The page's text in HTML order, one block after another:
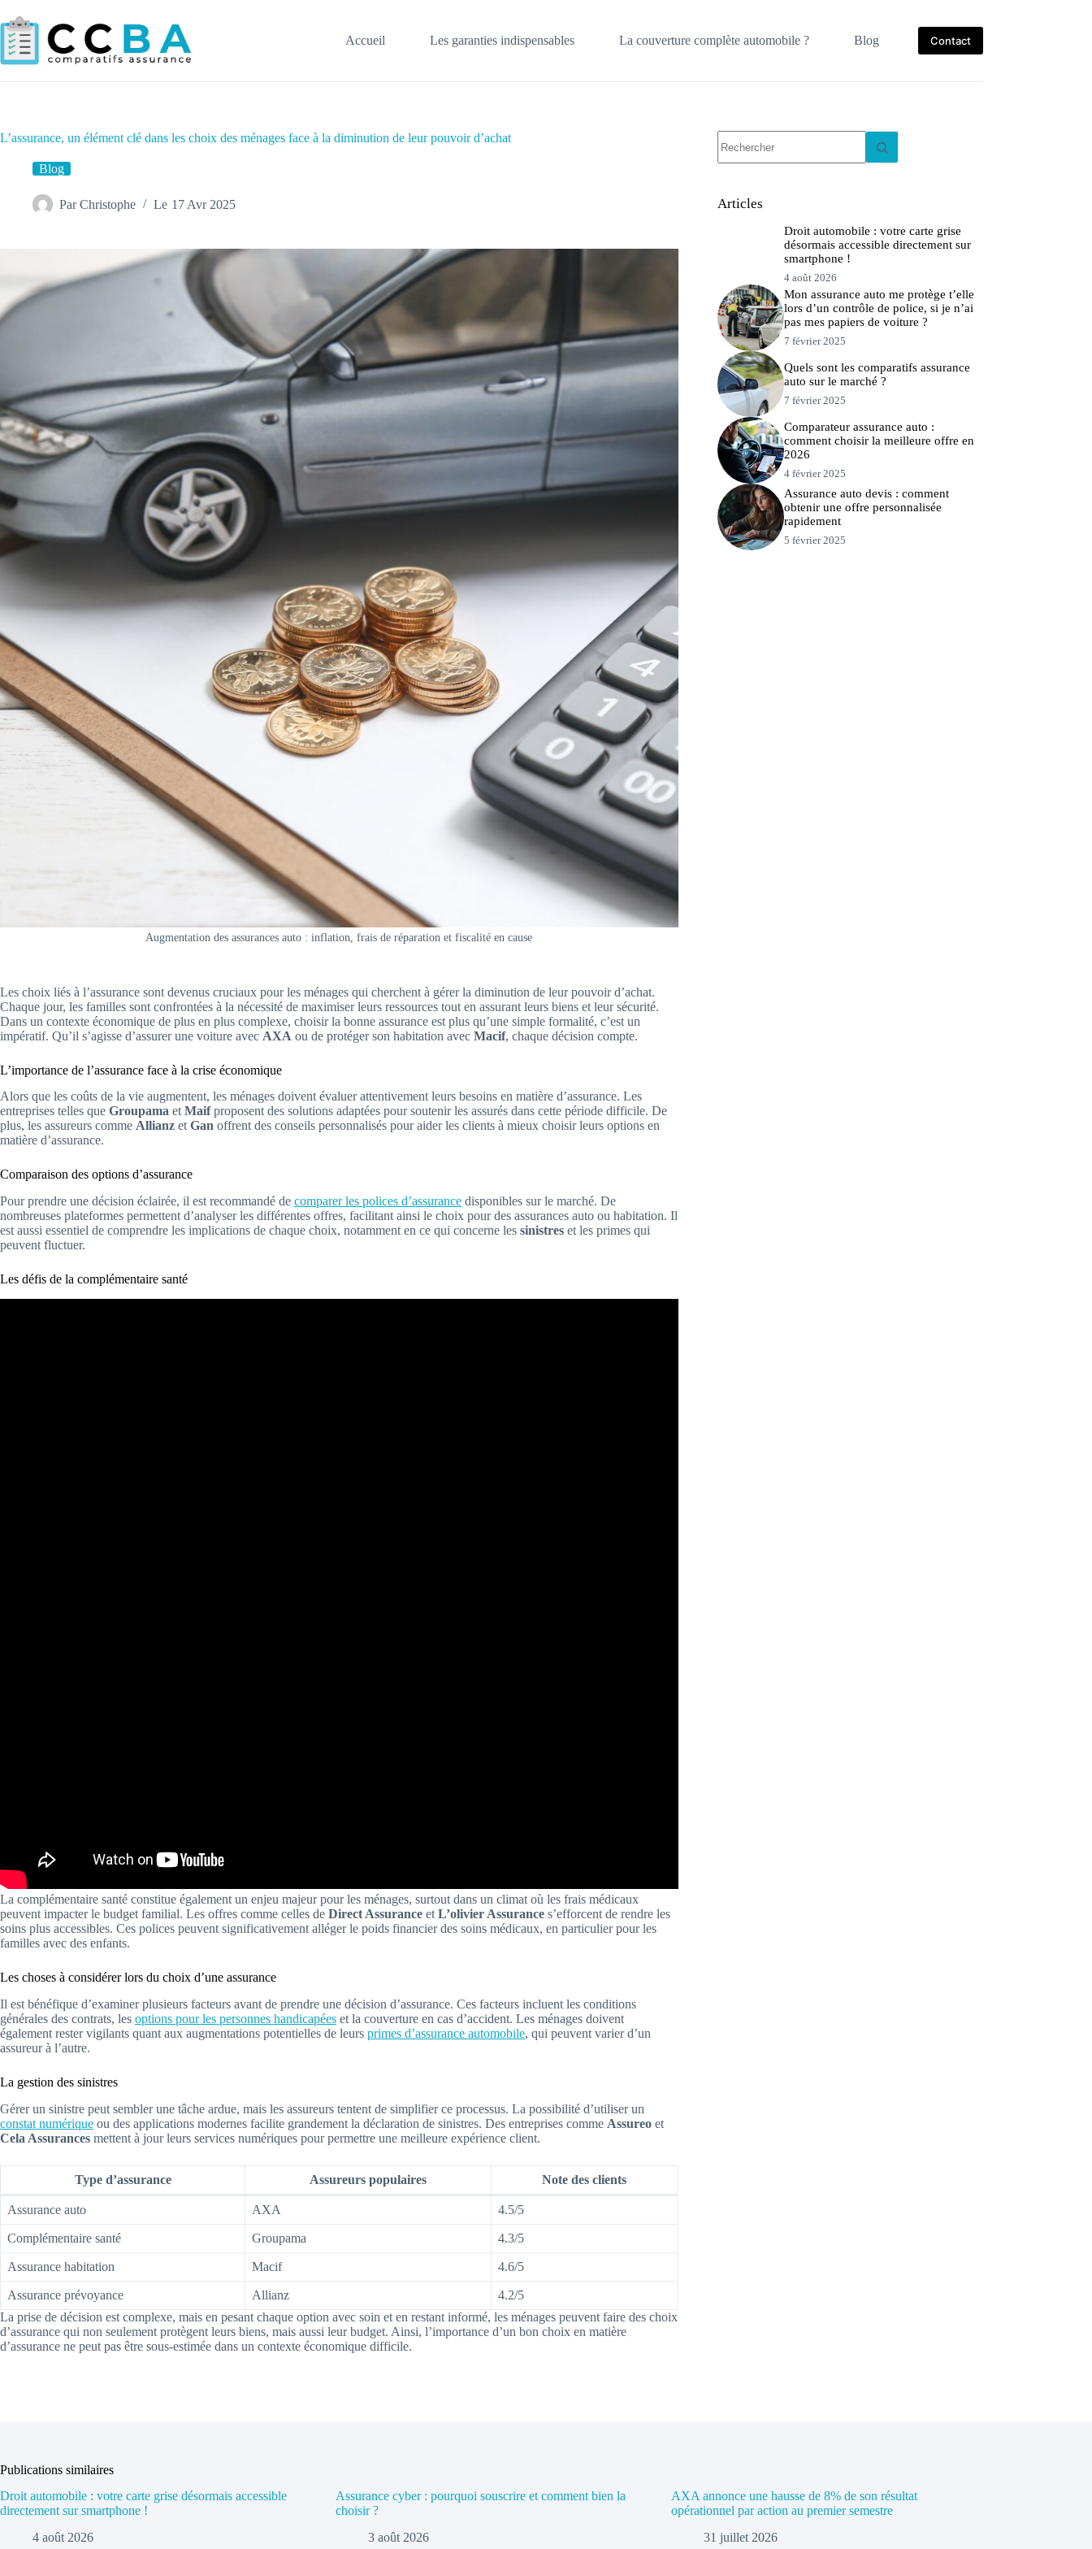
au
contenu
Accueil Les garanties indispensables La couverture complète automobile ? Blog Contact
L’assurance, un élément clé dans les choix des ménages face à la diminution de leur pouvoir d’achat
Blog
Par Christophe Le 17 Avr 2025
Augmentation des assurances auto : inflation, frais de réparation et fiscalité en cause
Les choix liés à l’assurance sont devenus cruciaux pour les ménages qui cherchent à gérer la diminution de leur pouvoir d’achat.
Chaque jour, les familles sont confrontées à la nécessité de maximiser leurs ressources tout en assurant leurs biens et leur sécurité.
Dans un contexte économique de plus en plus complexe, choisir la bonne assurance est plus qu’une simple formalité, c’est un
impératif. Qu’il s’agisse d’assurer une voiture avec AXA ou de protéger son habitation avec Macif, chaque décision compte.
L’importance de l’assurance face à la crise économique
Alors que les coûts de la vie augmentent, les ménages doivent évaluer attentivement leurs besoins en matière d’assurance. Les
entreprises telles que Groupama etMaifproposent des solutions adaptées pour soutenir les assurés dans cette période difficile. De
plus, les assureurs comme Allianz etGan offrent des conseils personnalisés pour aider les clients à mieux choisir leurs options en
matière d’assurance.
Comparaison des options d’assurance
Pour prendre une décision éclairée, il est recommandé de comparer les polices d’assurance disponibles sur le marché. De
nombreuses plateformes permettent d’analyser les différentes offres, facilitant ainsi le choix pour des assurances auto ou habitation. Il
est aussi essentiel de comprendre les implications de chaque choix, notamment en ce qui concerne les sinistres et les primes qui
peuvent fluctuer.
Les défis de la complémentaire santé
La complémentaire santé constitue également un enjeu majeur pour les ménages, surtout dans un climat où les frais médicaux
peuvent impacter le budget familial. Les offres comme celles de Direct Assurance et L’olivier Assurance s’efforcent de rendre les
soins plus accessibles. Ces polices peuvent significativement alléger le poids financier des soins médicaux, en particulier pour les
familles avec des enfants.
Les choses à considérer lors du choix d’une assurance
Il est bénéfique d’examiner plusieurs facteurs avant de prendre une décision d’assurance. Ces facteurs incluent les conditions
générales des contrats, les options pour les personnes handicapées et la couverture en cas d’accident. Les ménages doivent
également rester vigilants quant aux augmentations potentielles de leurs primes d’assurance automobile, qui peuvent varier d’un
assureur à l’autre.
La gestion des sinistres
Gérer un sinistre peut sembler une tâche ardue, mais les assureurs tentent de simplifier ce processus. La possibilité d’utiliser un
constat numérique ou des applications modernes facilite grandement la déclaration de sinistres. Des entreprises comme Assureo et
Cela Assurances mettent à jour leurs services numériques pour permettre une meilleure expérience client.
Type d’assurance Assureurs populaires Note des clients
Assurance auto AXA 4.5/5
Complémentaire santé Groupama 4.3/5
Assurance habitation Macif 4.6/5
Assurance prévoyance Allianz
4.2/5
La prise de décision est complexe, mais en pesant chaque option avec soin et en restant informé, les ménages peuvent faire des choix
d’assurance qui non seulement protègent leurs biens, mais aussi leur budget. Ainsi, l’importance d’un bon choix en matière
d’assurance ne peut pas être sous-estimée dans un contexte économique difficile.
résultat
Articles
Droit automobile : votre carte grise
désormais accessible directement sur
smartphone !
4 août 2026
Mon assurance auto me protège t’elle
lors d’un contrôle de police, si je n’ai
pas mes papiers de voiture ?
7 février 2025
Quels sont les comparatifs assurance
auto sur le marché ?
7 février 2025
Comparateur assurance auto :
comment choisir la meilleure offre en
2026
4 février 2025
Assurance auto devis : comment
obtenir une offre personnalisée
rapidement
5 février 2025
Publications similaires
Droit automobile : votre carte grise désormais accessible
directement sur smartphone !
4 août 2026
Assurance cyber : pourquoi souscrire et comment bien la
choisir ?
3 août 2026
AXA annonce une hausse de 8% de son résultat
opérationnel par action au premier semestre
31 juillet 2026